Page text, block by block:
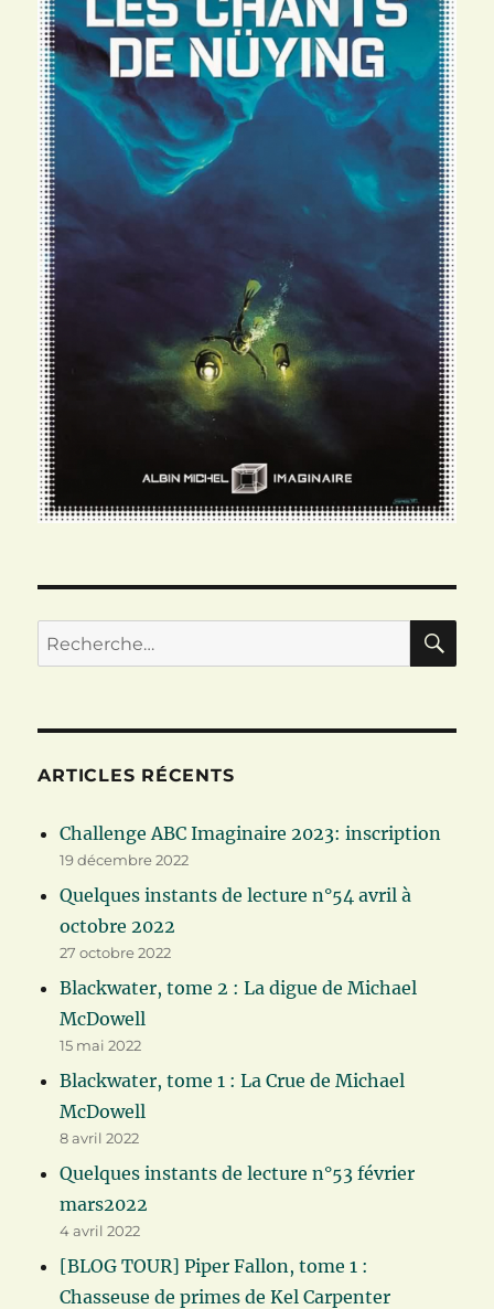
Recherche
pour :
ARTICLES RÉCENTS
Challenge ABC Imaginaire 2023: inscription
19 décembre 2022
Quelques instants de lecture n°54 avril à
octobre 2022
27 octobre 2022
Blackwater, tome 2 : La digue de Michael
McDowell
15 mai 2022
Blackwater, tome 1 : La Crue de Michael
McDowell
8 avril 2022
Quelques instants de lecture n°53 février
mars2022
4 avril 2022
[BLOG TOUR] Piper Fallon, tome 1 :
Chasseuse de primes de Kel Carpenter